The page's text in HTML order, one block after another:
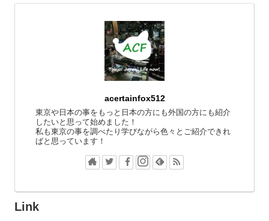
acertainfox512
東京や日本の事をもっと日本の方にも外国の方にも紹介
したいと思って始めました！
私も東京の事を調べたり学びながら色々とご紹介できれ
ばと思っています！
Link